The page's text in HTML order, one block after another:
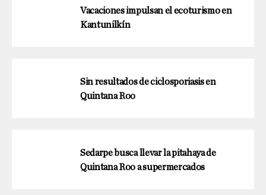
Vacaciones impulsan el ecoturismo en
Kantunilkín
Sin resultados de ciclosporiasis en
Quintana Roo
Sedarpe busca llevar la pitahaya de
Quintana Roo a supermercados